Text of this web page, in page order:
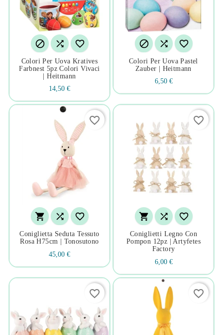
  
Colori Per Uova Kratives
Farbnest 5pz Colori Vivaci
| Heitmann
14,50 €
  
Colori Per Uova Pastel
Zauber | Heitmann
6,50 €
  
Coniglietta Seduta Tessuto
Rosa H75cm | Tonosutono
45,00 €
favorite_border
  
Coniglietti Legno Con
Pompon 12pz | Artyfetes
Factory
6,00 €
favorite_border
favorite_border favorite_border